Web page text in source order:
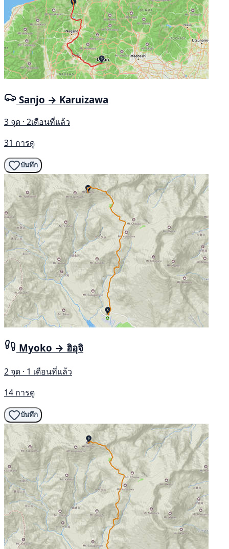
Sanjo → Karuizawa
3 จุด · 2เดือนที่แล้ว
31 การดู
บันทึก
Myoko → ฮิอุจิ
2 จุด · 1 เดือนที่แล้ว
14 การดู
บันทึก